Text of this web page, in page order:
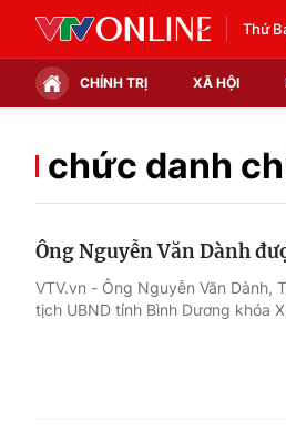
Thứ
CHÍNH TRỊ XÃ HỘI
Chính trị
Thế giới đó đây
chức danh
Ông Nguyễn Văn Dành
VTV.vn - Ông Nguyễn Văn Dành,
tịch UBND tỉnh Bình Dương khóa